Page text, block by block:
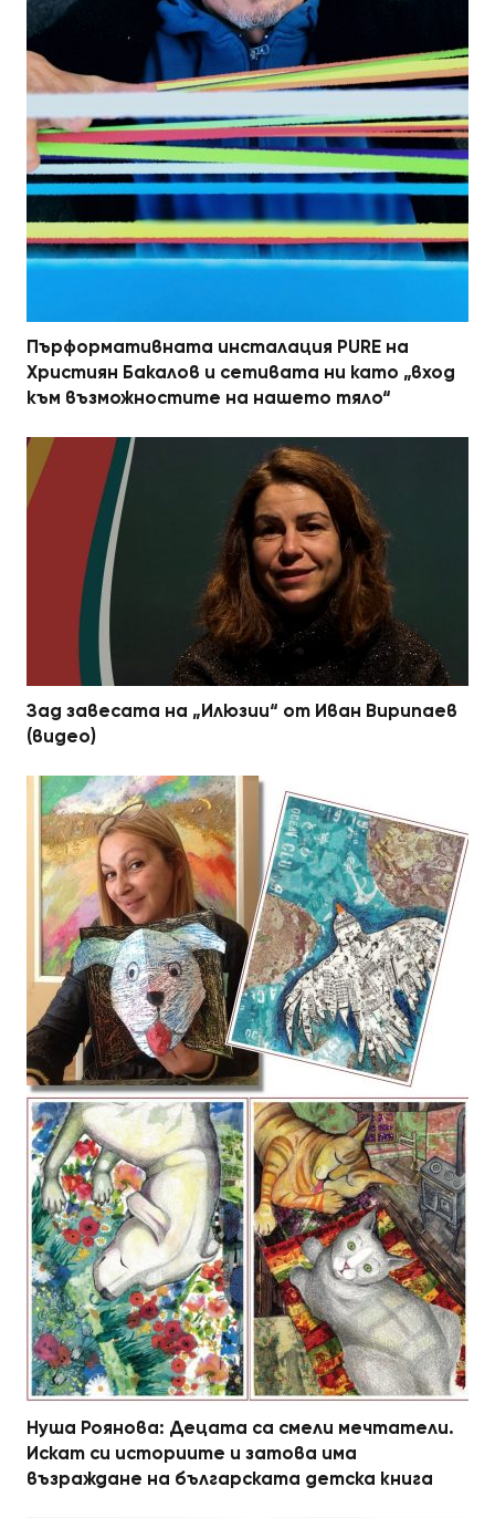
Пърформативната инсталация PURE на
Християн Бакалов и сетивата ни като „вход
към възможностите на нашето тяло“
Зад завесата на „Илюзии“ от Иван Вирипаев
(видео)
Нуша Роянова: Децата са смели мечтатели.
Искат си историите и затова има
възраждане на българската детска книга